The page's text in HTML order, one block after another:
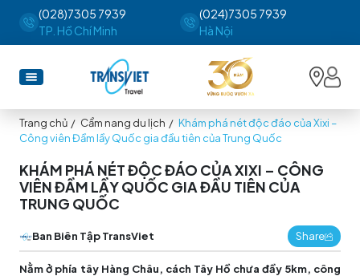
(028)7305 7939
TP. Hồ Chí Minh
(024)7305 7939
Hà Nội
Trang chủ / Cẩm nang du lịch / Khám phá nét độc đáo của Xixi –
Công viên Đầm lầy Quốc gia đầu tiên của Trung Quốc
KHÁM PHÁ NÉT ĐỘC ĐÁO CỦA XIXI – CÔNG
VIÊN ĐẦM LẦY QUỐC GIA ĐẦU TIÊN CỦA
TRUNG QUỐC
Ban Biên Tập TransViet Share
Nằm ở phía tây Hàng Châu, cách Tây Hồ chưa đầy 5km, công